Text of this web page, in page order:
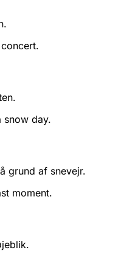
snow day.
grund af snevejr.
moment.